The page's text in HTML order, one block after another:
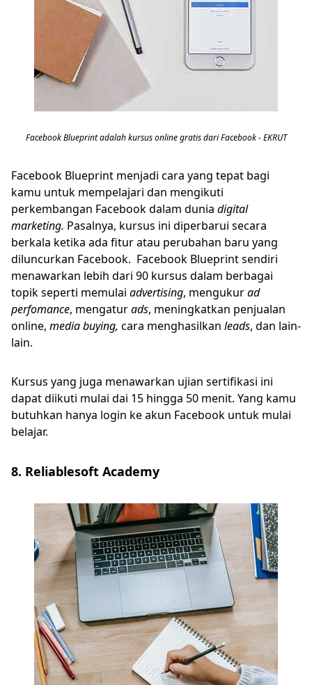
Facebook Blueprint adalah kursus online gratis dari Facebook - EKRUT
Facebook Blueprint menjadi cara yang tepat bagi
kamu untuk mempelajari dan mengikuti
perkembangan Facebook dalam dunia digital
marketing. Pasalnya, kursus ini diperbarui secara
berkala ketika ada fitur atau perubahan baru yang
diluncurkan Facebook. Facebook Blueprint sendiri
menawarkan lebih dari 90 kursus dalam berbagai
topik seperti memulai advertising, mengukurad
perfomance, mengaturads, meningkatkan penjualan
online, media buying, cara menghasilkan leads, dan lain-
lain.
Kursus yang juga menawarkan ujian sertifikasi ini
dapat diikuti mulai dai 15 hingga 50 menit. Yang kamu
butuhkan hanya login ke akun Facebook untuk mulai
belajar.
8. Reliablesoft Academy